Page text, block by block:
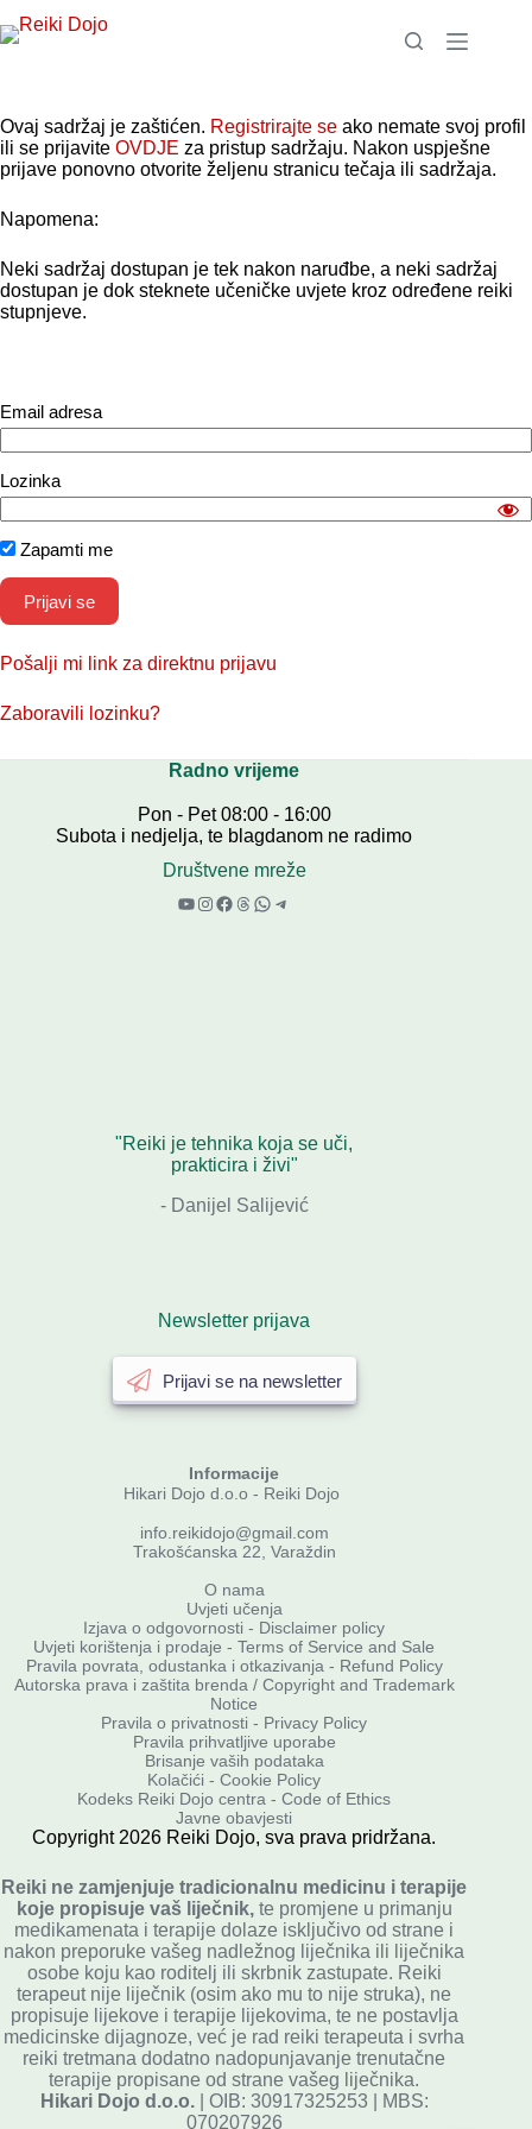
na
Ovaj sadržaj je zaštićen. Registrirajte se ako nemate svoj profil
ili se prijavite OVDJE za pristup sadržaju. Nakon uspješne
prijave ponovno otvorite željenu stranicu tečaja ili sadržaja.
Napomena:
Neki sadržaj dostupan je tek nakon naruđbe, a neki sadržaj
dostupan je dok steknete učeničke uvjete kroz određene reiki
stupnjeve.
Email adresa
Lozinka
Zapamti me
Pošalji mi link za direktnu prijavu
Zaboravili lozinku?
Radno vrijeme
Pon - Pet 08:00 - 16:00
Subota i nedjelja, te blagdanom ne radimo
Društvene mreže
YouTube
Instagram
Facebook
Threads
WhatsApp
Telegram
"Reiki je tehnika koja se uči,
prakticira i živi"
- Danijel Salijević
Newsletter prijava
Prijavi se na newsletter
Informacije
Hikari Dojo d.o.o - Reiki Dojo
info.reikidojo@gmail.com
Trakošćanska 22, Varaždin
O nama
Uvjeti učenja
Izjava o odgovornosti - Disclaimer policy
Uvjeti korištenja i prodaje - Terms of Service and Sale
Pravila povrata, odustanka i otkazivanja - Refund Policy
Autorska prava i zaštita brenda / Copyright and Trademark
Notice
Pravila o privatnosti - Privacy Policy
Pravila prihvatljive uporabe
Brisanje vaših podataka
Kolačići - Cookie Policy
Kodeks Reiki Dojo centra - Code of Ethics
Javne obavjesti
Copyright 2026 Reiki Dojo, sva prava pridržana.
Reiki ne zamjenjuje tradicionalnu medicinu i terapije
koje propisuje vaš liječnik,te promjene u primanju
medikamenata i terapije dolaze isključivo od strane i
nakon preporuke vašeg nadležnog liječnika ili liječnika
osobe koju kao roditelj ili skrbnik zastupate. Reiki
terapeut nije liječnik (osim ako mu to nije struka), ne
propisuje lijekove i terapije lijekovima, te ne postavlja
medicinske dijagnoze, već je rad reiki terapeuta i svrha
reiki tretmana dodatno nadopunjavanje trenutačne
terapije propisane od strane vašeg liječnika.
Hikari Dojo d.o.o.| OIB: 30917325253 | MBS:
070207926